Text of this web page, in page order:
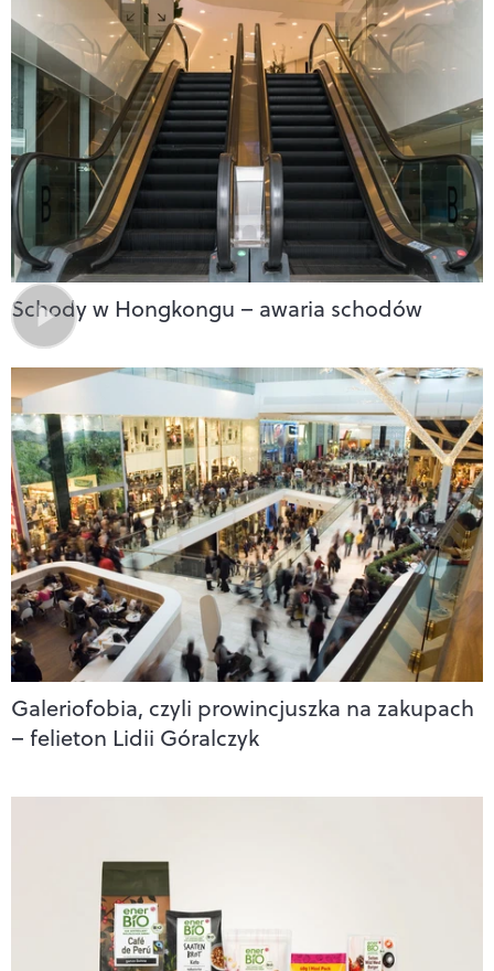
Schody w Hongkongu – awaria schodów
Galeriofobia, czyli prowincjuszka na zakupach
– felieton Lidii Góralczyk